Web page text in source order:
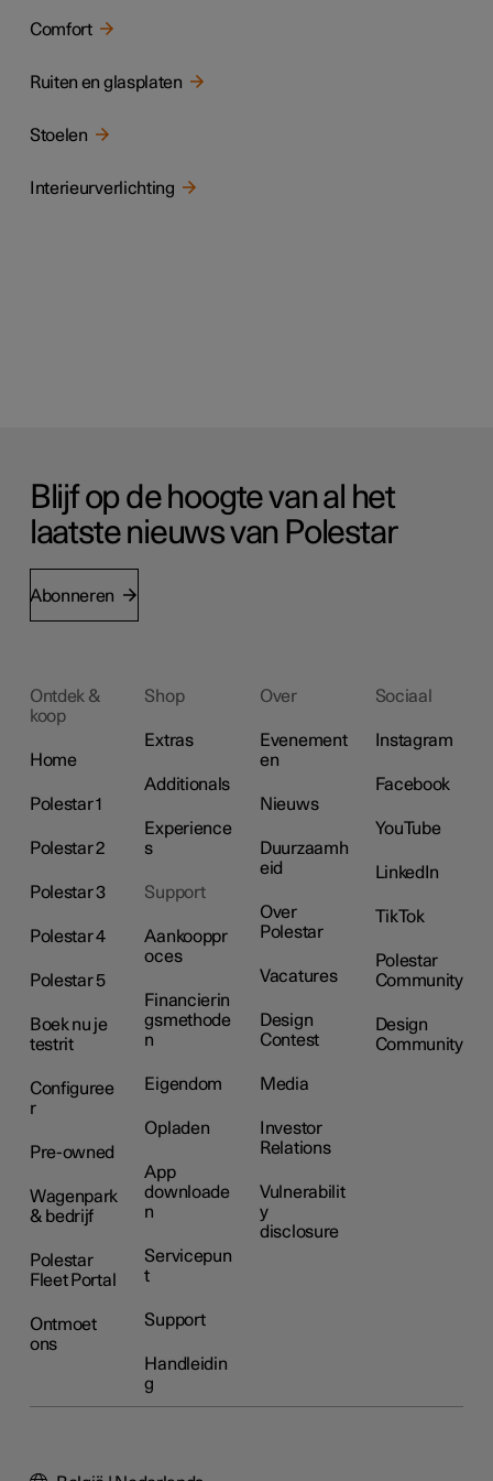
Comfort
Ruiten en glasplaten
Stoelen
Interieurverlichting
Blijf op de hoogte van al het
laatste nieuws van Polestar
Abonneren
Ontdek &
koop
Home
Polestar 1
Polestar 2
Polestar 3
Polestar 4
Polestar 5
Boek nu je
testrit
Configuree
r
Pre-owned
Wagenpark
& bedrijf
Polestar
Fleet Portal
Ontmoet
ons
Shop
Extras
Additionals
Experience
s
Support
Aankooppr
oces
Financierin
gsmethode
n
Eigendom
Opladen
App
downloade
n
Servicepun
t
Support
Handleidin
g
Over
Evenement
en
Nieuws
Duurzaamh
eid
Over
Polestar
Vacatures
Design
Contest
Media
Investor
Relations
Vulnerabilit
y
disclosure
Sociaal
Instagram
Facebook
YouTube
LinkedIn
TikTok
Polestar
Community
Design
Community